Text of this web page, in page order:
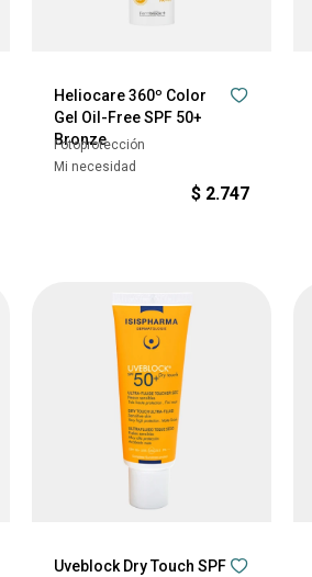
Heliocare 360º Color
Gel Oil-Free SPF 50+
Bronze
Fotoprotección
Mi necesidad
$ 2.747
Uveblock Dry Touch SPF